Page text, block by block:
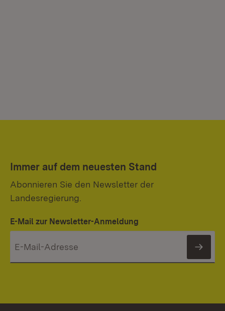
Immer auf dem neuesten Stand
Abonnieren Sie den Newsletter der
Landesregierung.
E-Mail zur Newsletter-Anmeldung